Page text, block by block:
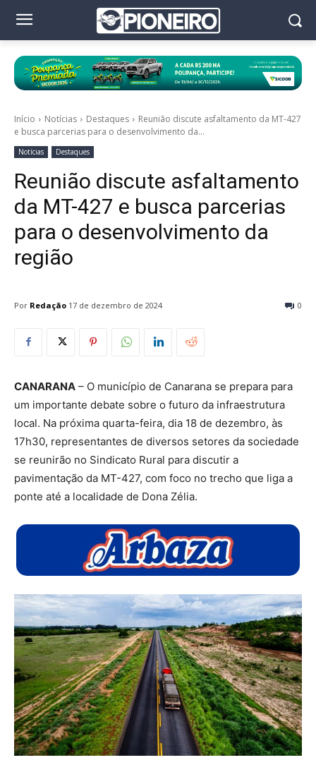
Início Notícias Destaques
Reunião discute asfaltamento da MT-427
e busca parcerias para o desenvolvimento da...
Notícias Destaques
Reunião discute asfaltamento
da MT-427 e busca parcerias
para o desenvolvimento da
região
Por Redação 0
17 de dezembro de 2024
CANARANA – O município de Canarana se prepara para
um importante debate sobre o futuro da infraestrutura
local. Na próxima quarta-feira, dia 18 de dezembro, às
17h30, representantes de diversos setores da sociedade
se reunirão no Sindicato Rural para discutir a
pavimentação da MT-427, com foco no trecho que liga a
ponte até a localidade de Dona Zélia.